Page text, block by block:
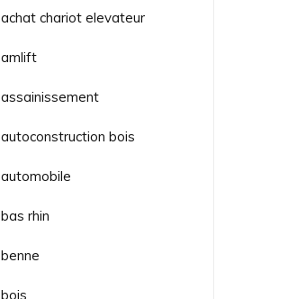
achat chariot elevateur
amlift
assainissement
autoconstruction bois
automobile
bas rhin
benne
bois